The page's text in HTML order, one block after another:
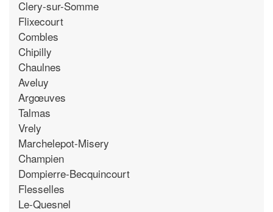
Clery-sur-Somme
Flixecourt
Combles
Chipilly
Chaulnes
Aveluy
Argœuves
Talmas
Vrely
Marchelepot-Misery
Champien
Dompierre-Becquincourt
Flesselles
Le-Quesnel